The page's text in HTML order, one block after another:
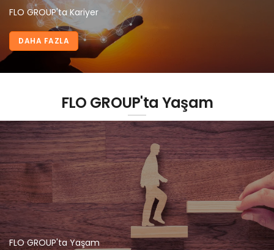
FLO GROUP'ta Kariyer
DAHA FAZLA
FLO GROUP'ta Yaşam
FLO GROUP'ta Yaşam